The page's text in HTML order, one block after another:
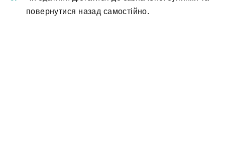
повернутися назад самостійно.